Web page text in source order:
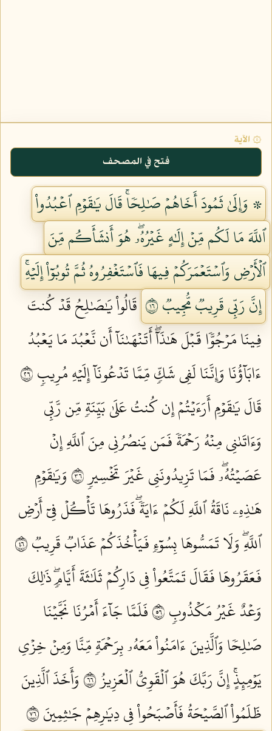
۞ الآية
فتح في المصحف
۞ وَإِلَىٰ ثَمُودَ أَخَاهُمۡ صَٰلِحٗاۚ قَالَ يَٰقَوۡمِ ٱعۡبُدُواْ
ٱللَّهَ مَا لَكُم مِّنۡ إِلَٰهٍ غَيۡرُهُۥۖ هُوَ أَنشَأَكُم مِّنَ
ٱلۡأَرۡضِ وَٱسۡتَعۡمَرَكُمۡ فِيهَا فَٱسۡتَغۡفِرُوهُ ثُمَّ تُوبُوٓاْ إِلَيۡهِۚ
إِنَّ رَبِّي قَرِيبٞ مُّجِيبٞ ٦١
قَالُواْ يَٰصَٰلِحُ قَدۡ كُنتَ
فِينَا مَرۡجُوّٗا قَبۡلَ هَٰذَآۖ أَتَنۡهَىٰنَآ أَن نَّعۡبُدَ مَا يَعۡبُدُ
ءَابَآؤُنَا وَإِنَّنَا لَفِي شَكّٖ مِّمَّا تَدۡعُونَآ إِلَيۡهِ مُرِيبٖ ٦٢
قَالَ يَٰقَوۡمِ أَرَءَيۡتُمۡ إِن كُنتُ عَلَىٰ بَيِّنَةٖ مِّن رَّبِّي
وَءَاتَىٰنِي مِنۡهُ رَحۡمَةٗ فَمَن يَنصُرُنِي مِنَ ٱللَّهِ إِنۡ
عَصَيۡتُهُۥۖ فَمَا تَزِيدُونَنِي غَيۡرَ تَخۡسِيرٖ ٦٣
وَيَٰقَوۡمِ
هَٰذِهِۦ نَاقَةُ ٱللَّهِ لَكُمۡ ءَايَةٗۖ فَذَرُوهَا تَأۡكُلۡ فِيٓ أَرۡضِ
ٱللَّهِۖ وَلَا تَمَسُّوهَا بِسُوٓءٖ فَيَأۡخُذَكُمۡ عَذَابٞ قَرِيبٞ ٦٤
فَعَقَرُوهَا فَقَالَ تَمَتَّعُواْ فِي دَارِكُمۡ ثَلَٰثَةَ أَيَّامٖۖ ذَٰلِكَ
وَعۡدٌ غَيۡرُ مَكۡذُوبٖ ٦٥
فَلَمَّا جَآءَ أَمۡرُنَا نَجَّيۡنَا
صَٰلِحٗا وَٱلَّذِينَ ءَامَنُواْ مَعَهُۥ بِرَحۡمَةٖ مِّنَّا وَمِنۡ خِزۡيِ
يَوۡمِئِذٍۚ إِنَّ رَبَّكَ هُوَ ٱلۡقَوِيُّ ٱلۡعَزِيزُ ٦٦
وَأَخَذَ ٱلَّذِينَ
ظَلَمُواْ ٱلصَّيۡحَةُ فَأَصۡبَحُواْ فِي دِيَٰرِهِمۡ جَٰثِمِينَ ٦٧